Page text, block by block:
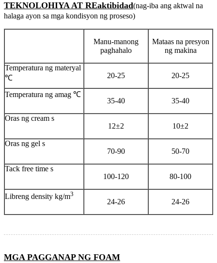
TEKNOLOHIYA AT REaktibidad(nag-iba ang aktwal na
halaga ayon sa mga kondisyon ng proseso)
Manu-manong
paghahalo
Mataas na presyon
ng makina
Temperatura ng materyal
℃
20-25 20-25
Temperatura ng amag ℃
35-40 35-40
Oras ng cream s
12±2
10±2
Oras ng gel s
70-90
50-70
Tack free time s
100-120
80-100
Libreng density kg/m3
24-26 24-26
MGA PAGGANAP NG FOAM